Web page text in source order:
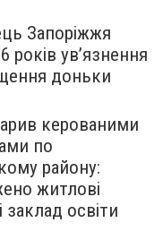
Запоріжжя
років увʼязнення
доньки
керованими
по
району:
житлові
заклад освіти